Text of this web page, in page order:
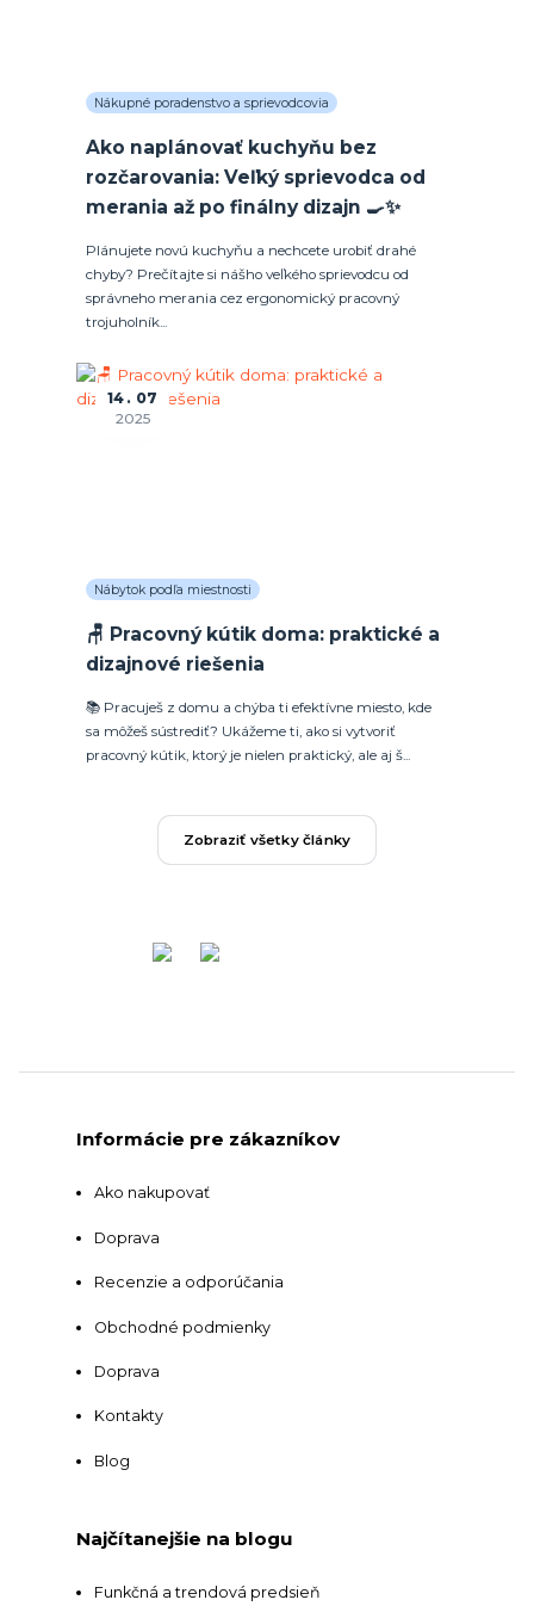
Nákupné poradenstvo a sprievodcovia
Ako naplánovať kuchyňu bez
rozčarovania: Veľký sprievodca od
merania až po finálny dizajn 🍳✨
Plánujete novú kuchyňu a nechcete urobiť drahé
chyby? Prečítajte si nášho veľkého sprievodcu od
správneho merania cez ergonomický pracovný
trojuholník...
14
07
2025
Nábytok podľa miestnosti
🪑 Pracovný kútik doma: praktické a
dizajnové riešenia
📚 Pracuješ z domu a chýba ti efektívne miesto, kde
sa môžeš sústrediť? Ukážeme ti, ako si vytvoriť
pracovný kútik, ktorý je nielen praktický, ale aj š...
Zobraziť všetky články
Informácie pre zákazníkov
Ako nakupovať
Doprava
Recenzie a odporúčania
Obchodné podmienky
Doprava
Kontakty
Blog
Najčítanejšie na blogu
Funkčná a trendová predsieň